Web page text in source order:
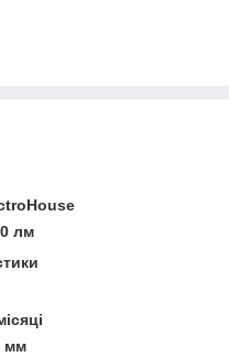
лм
мм